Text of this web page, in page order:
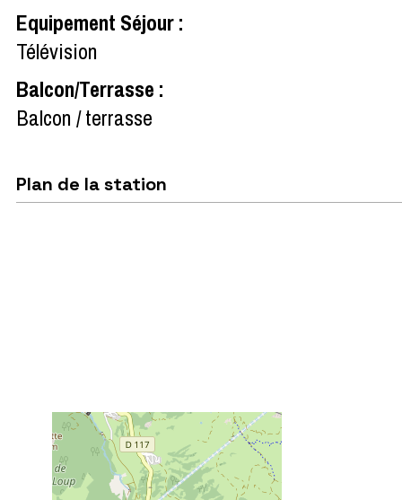
Equipement Séjour:
Télévision
Balcon/Terrasse :
Balcon / terrasse
Plan de la station